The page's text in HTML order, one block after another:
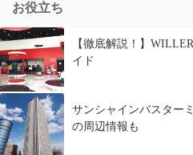
お役立ち
【徹底解説！】
イド
サンシャインバスター
の周辺情報も